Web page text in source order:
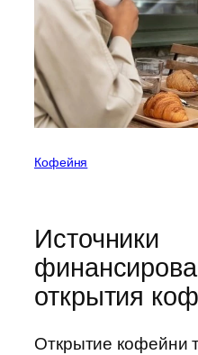
Кофейня
Источники
открытия
Открытие кофейни